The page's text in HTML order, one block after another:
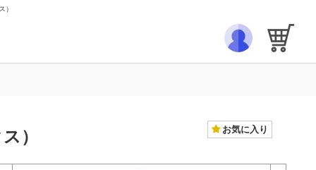
）
） お気に入り